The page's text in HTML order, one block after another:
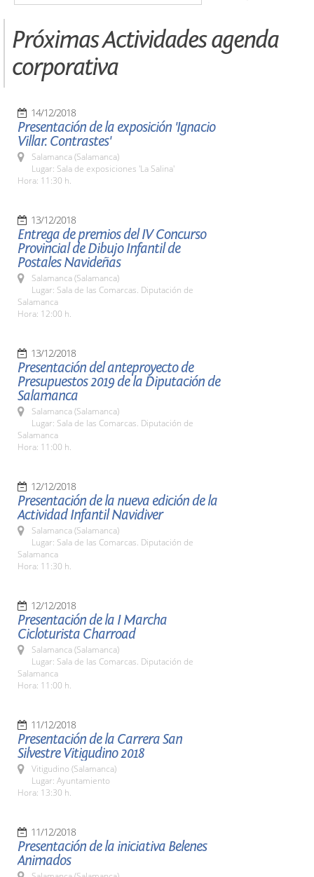
Próximas Actividades agenda
corporativa
14/12/2018
Presentación de la exposición 'Ignacio
Villar. Contrastes'
Salamanca (Salamanca)
Lugar: Sala de exposiciones 'La Salina'
Hora: 11:30 h.
13/12/2018
Entrega de premios del IV Concurso
Provincial de Dibujo Infantil de
Postales Navideñas
Salamanca (Salamanca)
Lugar: Sala de las Comarcas. Diputación de
Salamanca
Hora: 12:00 h.
13/12/2018
Presentación del anteproyecto de
Presupuestos 2019 de la Diputación de
Salamanca
Salamanca (Salamanca)
Lugar: Sala de las Comarcas. Diputación de
Salamanca
Hora: 11:00 h.
12/12/2018
Presentación de la nueva edición de la
Actividad Infantil Navidiver
Salamanca (Salamanca)
Lugar: Sala de las Comarcas. Diputación de
Salamanca
Hora: 11:30 h.
12/12/2018
Presentación de la I Marcha
Cicloturista Charroad
Salamanca (Salamanca)
Lugar: Sala de las Comarcas. Diputación de
Salamanca
Hora: 11:00 h.
11/12/2018
Presentación de la Carrera San
Silvestre Vitigudino 2018
Vitigudino (Salamanca)
Lugar: Ayuntamiento
Hora: 13:30 h.
11/12/2018
Presentación de la iniciativa Belenes
Animados